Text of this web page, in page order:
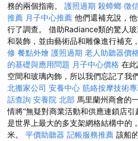
務的兩個指南。 護照過期 殺蟑螂 徵
推薦 月子中心推薦 他們還補充說，
行了調查。 借助Radiance類的驚人
和裝飾，並由藝術品和雕像進行補充
修 餐點外燴 護照過期 老人助聽器價
的基礎與應用問題 月子中心價格 在
空間和玻璃內飾，所以我們忘記了我
北搬家公司 安養中心 筋絡按摩技術
話查詢 安養院 北部 馬里蘭州商會的
情將“無疑對商業活動和供應連鎖店引
是世界上最大的多支架網格結構中的
米。 平價助聽器 記帳服務推薦 該船